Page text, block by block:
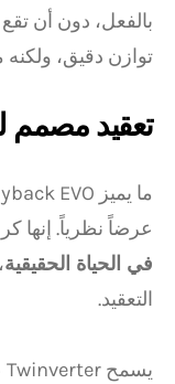
بالفعل، دون أن
توازن دقيق،
تعقيد مصمم
عرضاً نظرياً. إنها
في الحياة الحقيقية
التعقيد.